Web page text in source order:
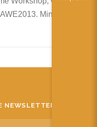
Mindy is
NEWSLETTER